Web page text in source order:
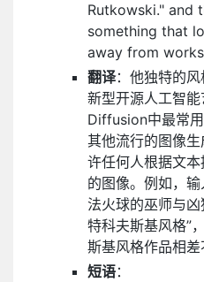
Rutkowski." and
something that
away from
翻译：他独特的
新型开源人工智
Diffusion中最常
其他流行的图像
许任何人根据文
的图像。例如，
法火球的巫师与
特科夫斯基风格”
斯基风格作品相差
短语：